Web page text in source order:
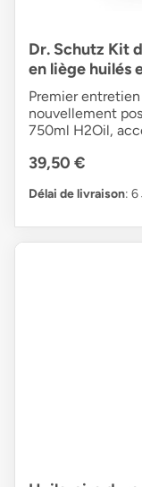
Dr. Schutz Kit
en liège huilés
Premier
nouvellement
750ml H2Oil,
39,50 €
Délai de livraison: 6